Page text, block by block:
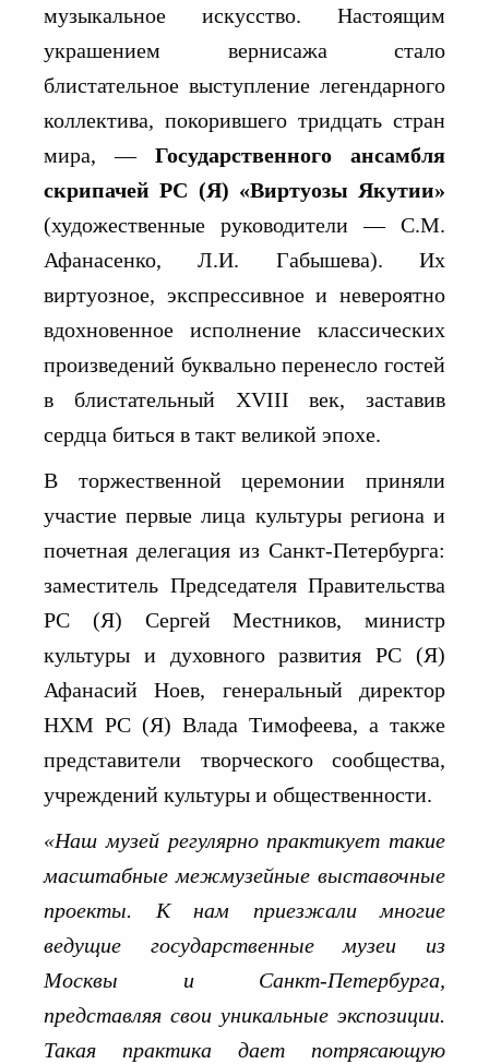
музыкальное искусство. Настоящим
украшением вернисажа стало
блистательное выступление легендарного
коллектива, покорившего тридцать стран
мира, — Государственного ансамбля
скрипачей РС (Я) «Виртуозы Якутии»
(художественные руководители — С.М.
Афанасенко, Л.И. Габышева). Их
виртуозное, экспрессивное и невероятно
вдохновенное исполнение классических
произведений буквально перенесло гостей
в блистательный XVIII век, заставив
сердца биться в такт великой эпохе.
В торжественной церемонии приняли
участие первые лица культуры региона и
почетная делегация из Санкт-Петербурга:
заместитель Председателя Правительства
РС (Я) Сергей Местников, министр
культуры и духовного развития РС (Я)
Афанасий Ноев, генеральный директор
НХМ РС (Я) Влада Тимофеева, а также
представители творческого сообщества,
учреждений культуры и общественности.
«Наш музей регулярно практикует такие
масштабные межмузейные выставочные
проекты. К нам приезжали многие
ведущие государственные музеи из
Москвы и Санкт-Петербурга,
представляя свои уникальные экспозиции.
Такая практика дает потрясающую